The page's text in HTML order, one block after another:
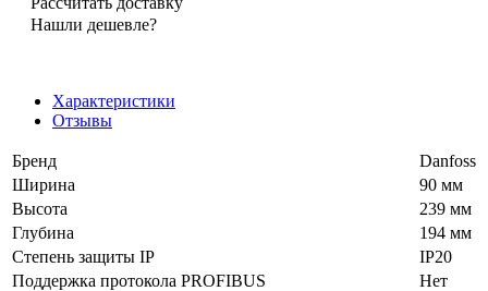
Нашли дешевле?
Характеристики
Отзывы
Бренд
Danfoss
Ширина
90 мм
Высота
239 мм
Глубина
194 мм
Степень защиты IP
IP20
Поддержка протокола PROFIBUS
Нет